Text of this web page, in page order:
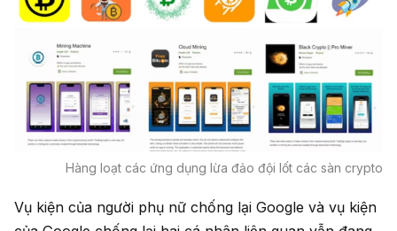
Hàng loạt các ứng dụng lừa đảo đội lốt các sàn crypto
Vụ kiện của người phụ nữ chống lại Google và vụ kiện